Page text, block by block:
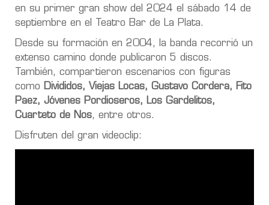
en su primer gran show del 2024 el sábado 14 de
septiembre en el Teatro Bar de La Plata.
Desde su formación en 2004, la banda recorrió un
extenso camino donde publicaron 5 discos.
También, compartieron escenarios con figuras
como Divididos, Viejas Locas, Gustavo Cordera, Fito
Paez, Jóvenes Pordioseros, Los Gardelitos,
Cuarteto de Nos, entre otros.
Disfruten del gran videoclip: